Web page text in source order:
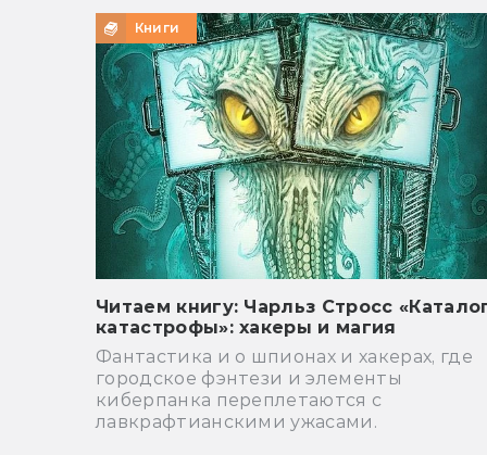
Книги
Читаем книгу: Чарльз Стросс
катастрофы»: хакеры и магия
Фантастика и о шпионах и хакерах, где
городское фэнтези и элементы
киберпанка переплетаются с
лавкрафтианскими ужасами.